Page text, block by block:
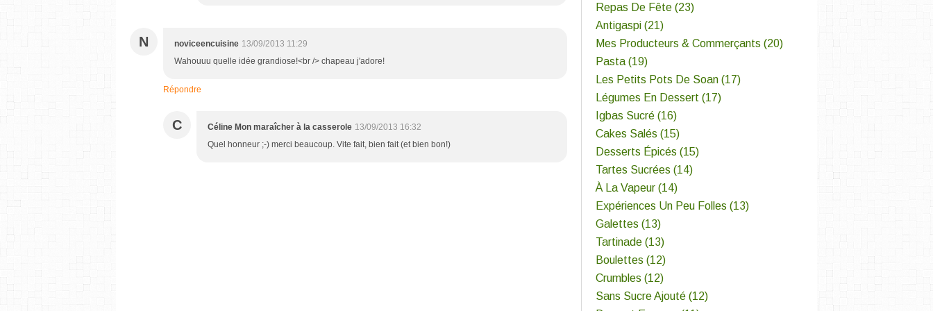
N noviceencuisine 13/09/2013 11:29
Wahouuu quelle idée grandiose!<br /> chapeau j'adore!
Répondre
C Céline Mon maraîcher à la casserole 13/09/2013 16:32
Quel honneur ;-) merci beaucoup. Vite fait, bien fait (et bien bon!)
Repas De Fête (23)
Antigaspi (21)
Mes Producteurs & Commerçants (20)
Pasta (19)
Les Petits Pots De Soan (17)
Légumes En Dessert (17)
Igbas Sucré (16)
Cakes Salés (15)
Desserts Épicés (15)
Tartes Sucrées (14)
À La Vapeur (14)
Expériences Un Peu Folles (13)
Galettes (13)
Tartinade (13)
Boulettes (12)
Crumbles (12)
Sans Sucre Ajouté (12)